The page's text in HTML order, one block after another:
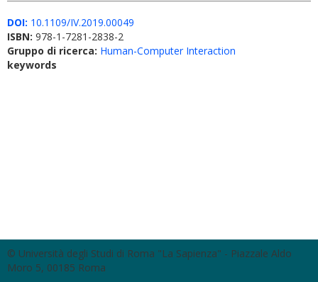
DOI: 10.1109/IV.2019.00049
ISBN: 978-1-7281-2838-2
Gruppo di ricerca: Human-Computer Interaction
keywords
© Università degli Studi di Roma "La Sapienza" - Piazzale Aldo
Moro 5, 00185 Roma